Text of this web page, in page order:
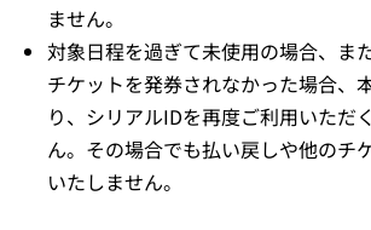
ません。
対象日程を過ぎて未使用の場合、ま
チケットを発券されなかった場合、
り、シリアルIDを再度ご利用いただ
ん。その場合でも払い戻しや他のチ
いたしません。